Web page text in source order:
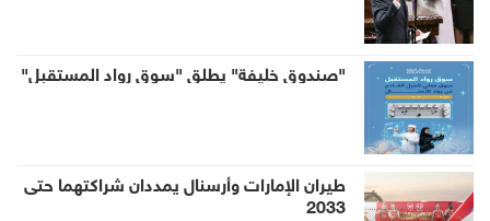
"صندوق خليفة" يطلق "سوق رواد المستقبل"
طيران الإمارات وأرسنال يمددان شراكتهما حتى
2033